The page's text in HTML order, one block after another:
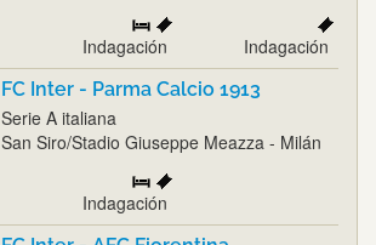
Indagación Indagación
FC Inter - Parma Calcio 1913
Serie A italiana
San Siro/Stadio Giuseppe Meazza - Milán
Indagación